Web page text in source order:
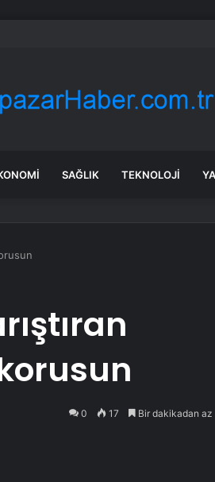
yangın olayı nedir? Göcek’te yangın mı
SAĞLIK TEKNOLOJI
0 17 Bir dakikadan az